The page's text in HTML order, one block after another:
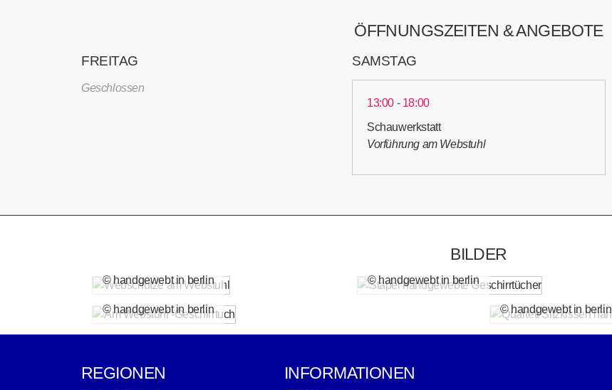
ÖFFNUNGSZEITEN & ANGEBOTE
FREITAG
Geschlossen
SAMSTAG
13:00 - 18:00
Schauwerkstatt
Vorführung am Webstuhl
BILDER
© handgewebt in berlin © handgewebt in berlin
© handgewebt in berlin © handgewebt in berlin
REGIONEN INFORMATIONEN